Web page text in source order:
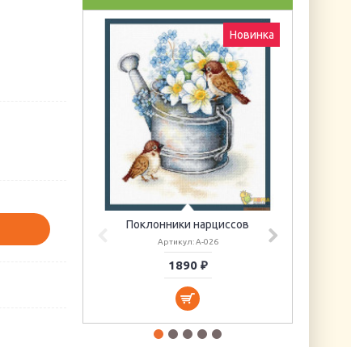
Новинка
Поклонники нарциссов
Артикул: А-026
1890 ₽